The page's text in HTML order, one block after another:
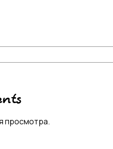
просмотра.